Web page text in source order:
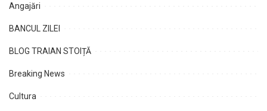
Angajări
BANCUL ZILEI
BLOG TRAIAN STOIȚĂ
Breaking News
Cultura